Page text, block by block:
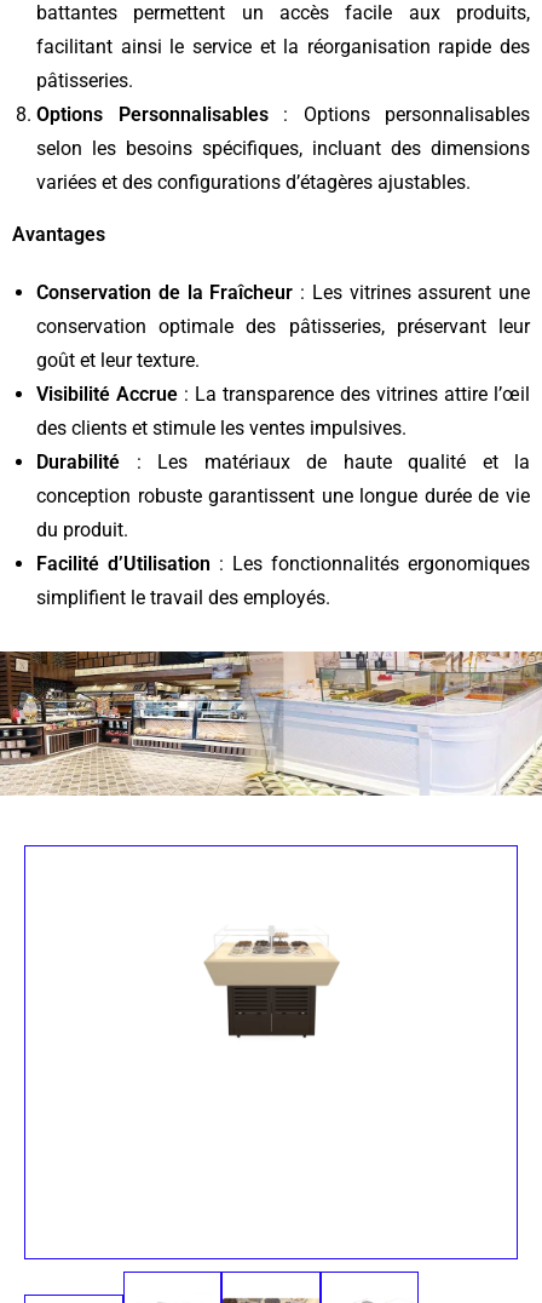
battantes permettent un accès facile aux produits,
facilitant ainsi le service et la réorganisation rapide des
pâtisseries.
Options Personnalisables: Options personnalisables
selon les besoins spécifiques, incluant des dimensions
variées et des configurations d’étagères ajustables.
Avantages
Conservation de la Fraîcheur : Les vitrines assurent une
conservation optimale des pâtisseries, préservant leur
goût et leur texture.
Visibilité Accrue : La transparence des vitrines attire l’œil
des clients et stimule les ventes impulsives.
Durabilité : Les matériaux de haute qualité et la
conception robuste garantissent une longue durée de vie
du produit.
Facilité d’Utilisation : Les fonctionnalités ergonomiques
simplifient le travail des employés.